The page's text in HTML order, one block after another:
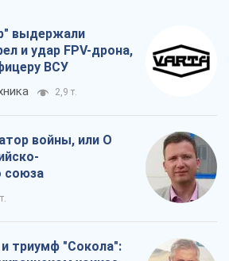
выдержали
и удар FPV-дрона,
ВСУ
2,9 т.
войны, или О
союза
триумф "Сокола":